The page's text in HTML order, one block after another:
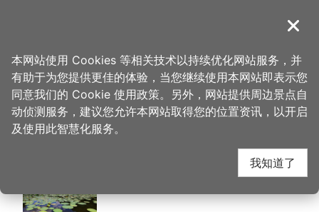
導覽
首页 > 想去的地方 > 美食、购物 > 全家活鱼餐厅
全家活鱼餐厅 周边景点
关闭
本网站使用 Cookies 等相关技术以持续优化网站服务，并
有助于为您提供更佳的体验，当您继续使用本网站即表示您
同意我们的 Cookie 使用政策。另外，网站提供周边景点自
动侦测服务，建议您允许本网站取得您的位置资讯，以开启
及使用此智慧化服务。
我知道了